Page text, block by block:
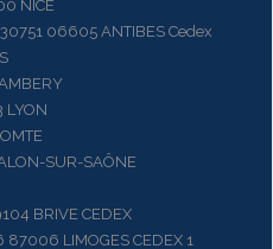
NICE
06605 ANTIBES Cedex
SUR-SAÔNE
BRIVE CEDEX
LIMOGES CEDEX 1